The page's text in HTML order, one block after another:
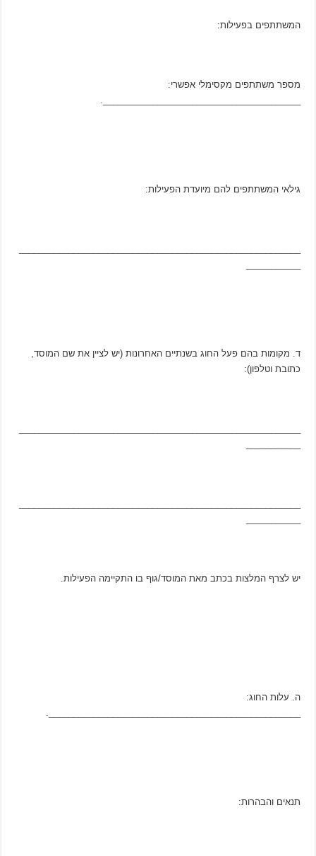
המשתתפים בפעילות:
מספר משתתפים מקסימלי אפשרי:
גילאי המשתתפים להם מיועדת הפעילות:
ד. מקומות בהם פעל החוג בשנתיים האחרונות (יש לציין את שם המוסד,
כתובת וטלפון):
יש לצרף המלצות בכתב מאת המוסד/גוף בו התקיימה הפעילות.
ה. עלות החוג:
תנאים והבהרות: